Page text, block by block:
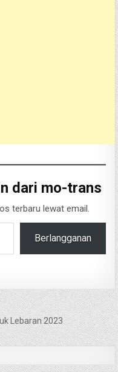
dari mo-trans
terbaru lewat email.
Berlangganan
Lebaran 2023